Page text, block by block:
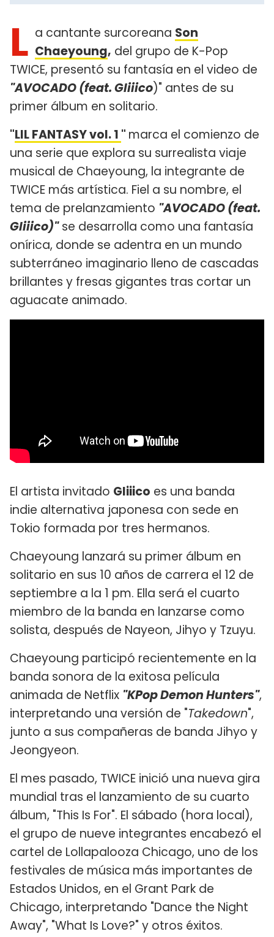
L a cantante surcoreana Son
Chaeyoung, del grupo de K-Pop
TWICE, presentó su fantasía en el video de
"AVOCADO (feat. Gliiico)" antes de su
primer álbum en solitario.
"LIL FANTASY vol. 1 " marca el comienzo de
una serie que explora su surrealista viaje
musical de Chaeyoung, la integrante de
TWICE más artística. Fiel a su nombre, el
tema de prelanzamiento "AVOCADO (feat.
Gliiico)"se desarrolla como una fantasía
onírica, donde se adentra en un mundo
subterráneo imaginario lleno de cascadas
brillantes y fresas gigantes tras cortar un
aguacate animado.
El artista invitado Gliiico es una banda
indie alternativa japonesa con sede en
Tokio formada por tres hermanos.
Chaeyoung lanzará su primer álbum en
solitario en sus 10 años de carrera el 12 de
septiembre a la 1 pm. Ella será el cuarto
miembro de la banda en lanzarse como
solista, después de Nayeon, Jihyo y Tzuyu.
Chaeyoung participó recientemente en la
banda sonora de la exitosa película
animada de Netflix "KPop Demon Hunters",
interpretando una versión de "Takedown",
junto a sus compañeras de banda Jihyo y
Jeongyeon.
El mes pasado, TWICE inició una nueva gira
mundial tras el lanzamiento de su cuarto
álbum, "This Is For". El sábado (hora local),
el grupo de nueve integrantes encabezó el
cartel de Lollapalooza Chicago, uno de los
festivales de música más importantes de
Estados Unidos, en el Grant Park de
Chicago, interpretando "Dance the Night
Away", "What Is Love?" y otros éxitos.